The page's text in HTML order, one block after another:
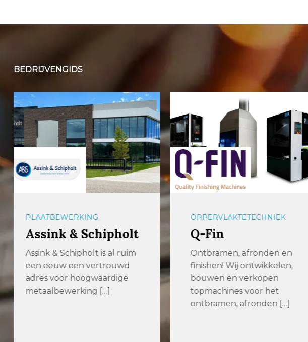
BEDRIJVENGIDS
OPPERVLAKTETECHNIEK
Q-Fin
Ontbramen, afronden en
finishen! Wij ontwikkelen,
bouwen en verkopen
topmachines voor het
OPLAGE
54U Media
De uitgever met het
hoogste bereik in de metaal
met de titels MetaalNieuws,
VerspaningsNieuws […]